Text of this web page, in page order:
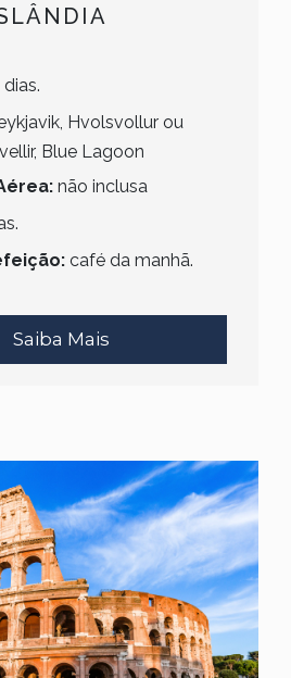
Hvolsvollur ou
Blue Lagoon
não inclusa
café da manhã.
Saiba Mais